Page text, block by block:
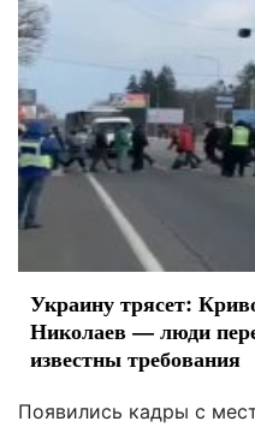
Украину трясет:
Николаев — люди
известны требования
Появились кадры с